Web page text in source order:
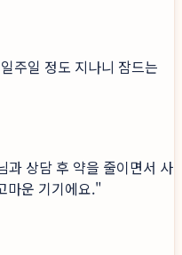
주일 정도 지나니 잠드는
과 상담 후 약을 줄이면서 사
마운 기기에요."